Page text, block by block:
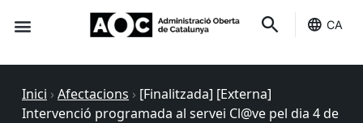
CA
Inici › Afectacions › [Finalitzada] [Externa]
Intervenció programada al servei Cl@ve pel dia 4 de